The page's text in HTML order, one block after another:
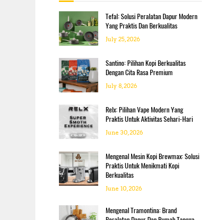
f
o
:
Tefal: Solusi Peralatan Dapur Modern
Yang Praktis Dan Berkualitas
July 25, 2026
Santino: Pilihan Kopi Berkualitas
Dengan Cita Rasa Premium
July 8, 2026
Relx: Pilihan Vape Modern Yang
Praktis Untuk Aktivitas Sehari-Hari
June 30, 2026
Mengenal Mesin Kopi Brewmax: Solusi
Praktis Untuk Menikmati Kopi
Berkualitas
June 10, 2026
Mengenal Tramontina: Brand